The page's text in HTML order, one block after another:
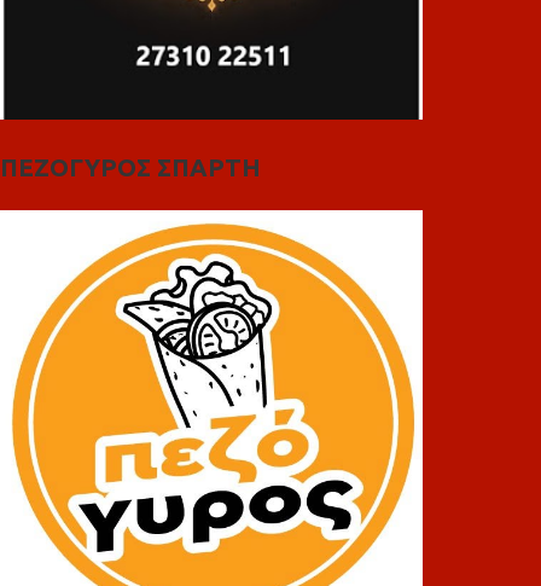
ΠΕΖΟΓΥΡΟΣ ΣΠΑΡΤΗ